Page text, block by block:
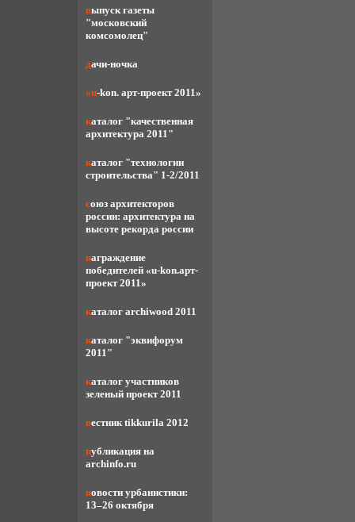
выпуск газеты
"московский
комсомолец"
дачи-ночка
«u-kon. арт-проект 2011»
каталог "качественная
архитектура 2011"
каталог "технологии
строительства" 1-2/2011
союз архитекторов
россии: архитектура на
высоте рекорда россии
награждение
победителей «u-kon.арт-
проект 2011»
каталог archiwood 2011
каталог "эквифорум
2011"
каталог участников
зеленый проект 2011
вестник tikkurila 2012
публикация на
archinfo.ru
новости урбанистики:
13–26 октября